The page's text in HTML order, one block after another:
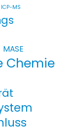
ICP-MS
MASE
Chemie